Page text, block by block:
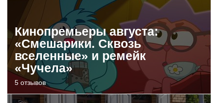
Кинопремьеры августа:
«Смешарики. Сквозь
вселенные» и ремейк
«Чучела»
5 отзывов